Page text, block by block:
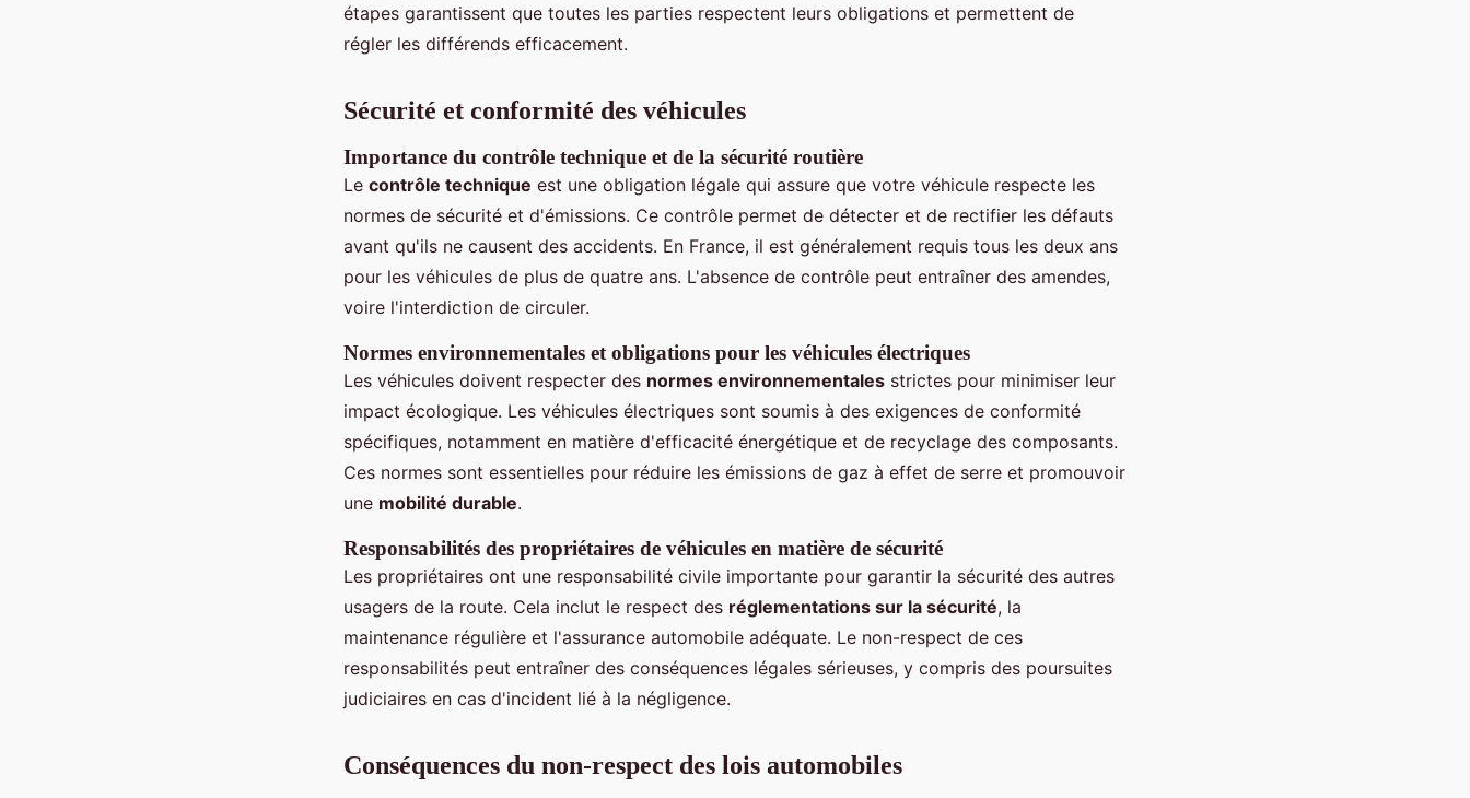
étapes garantissent que toutes les parties respectent leurs obligations et permettent de
régler les différends efficacement.
Sécurité et conformité des véhicules
Importance du contrôle technique et de la sécurité routière
Le contrôle technique est une obligation légale qui assure que votre véhicule respecte les
normes de sécurité et d'émissions. Ce contrôle permet de détecter et de rectifier les défauts
avant qu'ils ne causent des accidents. En France, il est généralement requis tous les deux ans
pour les véhicules de plus de quatre ans. L'absence de contrôle peut entraîner des amendes,
voire l'interdiction de circuler.
Normes environnementales et obligations pour les véhicules électriques
Les véhicules doivent respecter des normes environnementales strictes pour minimiser leur
impact écologique. Les véhicules électriques sont soumis à des exigences de conformité
spécifiques, notamment en matière d'efficacité énergétique et de recyclage des composants.
Ces normes sont essentielles pour réduire les émissions de gaz à effet de serre et promouvoir
une mobilité durable.
Responsabilités des propriétaires de véhicules en matière de sécurité
Les propriétaires ont une responsabilité civile importante pour garantir la sécurité des autres
usagers de la route. Cela inclut le respect des réglementations sur la sécurité, la
maintenance régulière et l'assurance automobile adéquate. Le non-respect de ces
responsabilités peut entraîner des conséquences légales sérieuses, y compris des poursuites
judiciaires en cas d'incident lié à la négligence.
Conséquences du non-respect des lois automobiles